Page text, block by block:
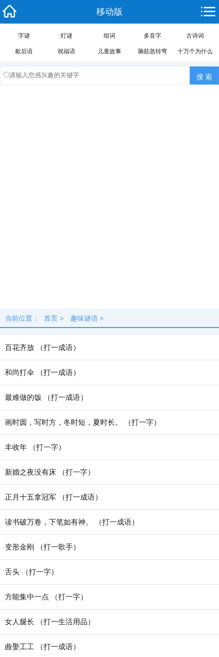
移动版
字谜 灯谜 组词 多音字 古诗词
歇后语 祝福语 儿童故事 脑筋急转弯 十万个为什么
当前位置： 首页 > 趣味谜语 >
百花齐放 （打一成语）
和尚打伞 （打一成语）
最难做的饭 （打一成语）
画时圆，写时方，冬时短，夏时长。 （打一字）
丰收年 （打一字）
新婚之夜没有床 （打一字）
正月十五拿冠军 （打一成语）
读书破万卷，下笔如有神。 （打一成语）
变形金刚 （打一歌手）
舌头 （打一字）
方能集中一点 （打一字）
女人腿长 （打一生活用品）
曲娶工工 （打一成语）